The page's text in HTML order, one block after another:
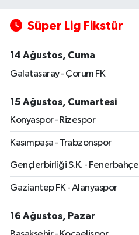
Süper Lig Fikstür
14 Ağustos, Cuma
Galatasaray - Çorum FK
15 Ağustos, Cumartesi
Konyaspor - Rizespor
Kasımpaşa - Trabzonspor
Gençlerbirliği S.K. - Fenerbahçe
Gaziantep FK - Alanyaspor
16 Ağustos, Pazar